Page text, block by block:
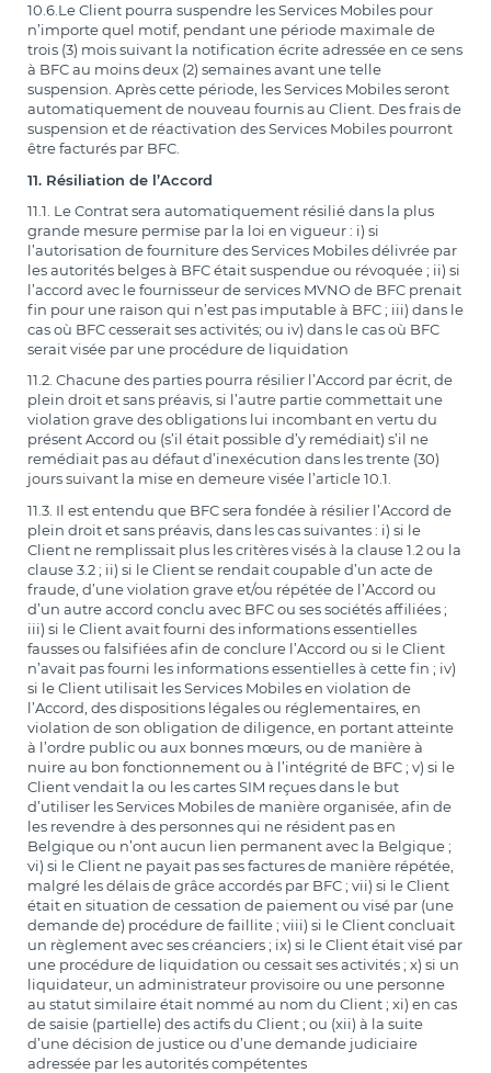
10.6.Le Client pourra suspendre les Services Mobiles pour
n’importe quel motif, pendant une période maximale de
trois (3) mois suivant la notification écrite adressée en ce sens
à BFC au moins deux (2) semaines avant une telle
suspension. Après cette période, les Services Mobiles seront
automatiquement de nouveau fournis au Client. Des frais de
suspension et de réactivation des Services Mobiles pourront
être facturés par BFC.
11. Résiliation de l’Accord
11.1. Le Contrat sera automatiquement résilié dans la plus
grande mesure permise par la loi en vigueur : i) si
l’autorisation de fourniture des Services Mobiles délivrée par
les autorités belges à BFC était suspendue ou révoquée ; ii) si
l’accord avec le fournisseur de services MVNO de BFC prenait
fin pour une raison qui n’est pas imputable à BFC ; iii) dans le
cas où BFC cesserait ses activités; ou iv) dans le cas où BFC
serait visée par une procédure de liquidation
11.2. Chacune des parties pourra résilier l’Accord par écrit, de
plein droit et sans préavis, si l’autre partie commettait une
violation grave des obligations lui incombant en vertu du
présent Accord ou (s’il était possible d’y remédiait) s’il ne
remédiait pas au défaut d’inexécution dans les trente (30)
jours suivant la mise en demeure visée l’article 10.1.
11.3. Il est entendu que BFC sera fondée à résilier l’Accord de
plein droit et sans préavis, dans les cas suivantes : i) si le
Client ne remplissait plus les critères visés à la clause 1.2 ou la
clause 3.2 ; ii) si le Client se rendait coupable d’un acte de
fraude, d’une violation grave et/ou répétée de l’Accord ou
d’un autre accord conclu avec BFC ou ses sociétés affiliées ;
iii) si le Client avait fourni des informations essentielles
fausses ou falsifiées afin de conclure l’Accord ou si le Client
n’avait pas fourni les informations essentielles à cette fin ; iv)
si le Client utilisait les Services Mobiles en violation de
l’Accord, des dispositions légales ou réglementaires, en
violation de son obligation de diligence, en portant atteinte
à l’ordre public ou aux bonnes mœurs, ou de manière à
nuire au bon fonctionnement ou à l’intégrité de BFC ; v) si le
Client vendait la ou les cartes SIM reçues dans le but
d’utiliser les Services Mobiles de manière organisée, afin de
les revendre à des personnes qui ne résident pas en
Belgique ou n’ont aucun lien permanent avec la Belgique ;
vi) si le Client ne payait pas ses factures de manière répétée,
malgré les délais de grâce accordés par BFC ; vii) si le Client
était en situation de cessation de paiement ou visé par (une
demande de) procédure de faillite ; viii) si le Client concluait
un règlement avec ses créanciers ; ix) si le Client était visé par
une procédure de liquidation ou cessait ses activités ; x) si un
liquidateur, un administrateur provisoire ou une personne
au statut similaire était nommé au nom du Client ; xi) en cas
de saisie (partielle) des actifs du Client ; ou (xii) à la suite
d’une décision de justice ou d’une demande judiciaire
adressée par les autorités compétentes